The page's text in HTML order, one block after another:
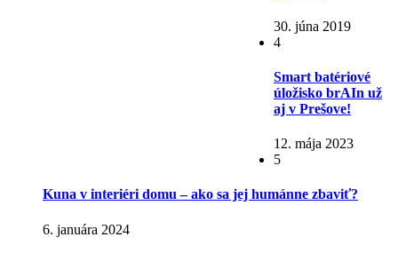
30. júna 2019
4
Smart batériové
úložisko brAIn už
aj v Prešove!
12. mája 2023
5
Kuna v interiéri domu – ako sa jej humánne zbaviť?
6. januára 2024